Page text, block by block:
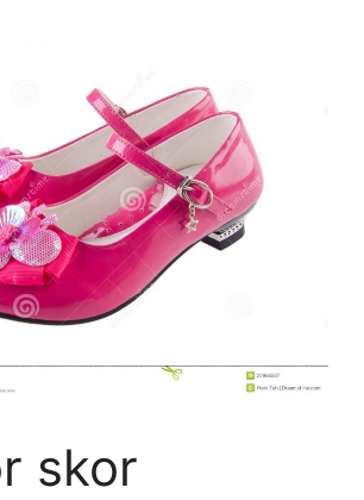
skor